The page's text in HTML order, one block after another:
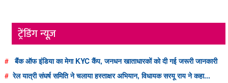
ट्रेंडिंग न्यूज़
# बैंक ऑफ इंडिया का मेगा KYC कैंप, जनधन खाताधारकों को दी गई जरूरी जानकारी
# रेल यात्री संघर्ष समिति ने चलाया हस्ताक्षर अभियान, विधायक सरयू राय ने कहा...